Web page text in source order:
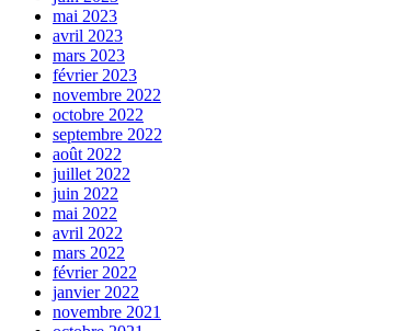
mai 2023
avril 2023
mars 2023
février 2023
novembre 2022
octobre 2022
septembre 2022
août 2022
juillet 2022
juin 2022
mai 2022
avril 2022
mars 2022
février 2022
janvier 2022
novembre 2021